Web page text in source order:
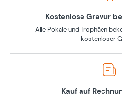
Kostenlose Gravur
Alle Pokale und Trophäen
kostenloser
Kauf auf